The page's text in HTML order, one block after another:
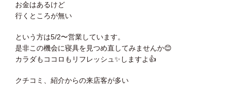
お金はあるけど
行くところが無い
という方は5/2〜営業しています。
是非この機会に寝具を見つめ直してみませんか😊
カラダもココロもリフレッシュ ✨ しますよ 👍
クチコミ、紹介からの来店客が多い